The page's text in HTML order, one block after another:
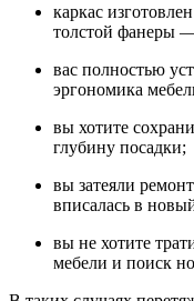
каркас
толстой фанеры
вас полностью
эргономика
вы хотите
глубину посадки;
вы затеяли
вписалась в
вы не хотите
мебели и поиск